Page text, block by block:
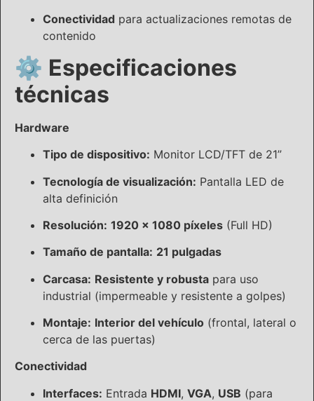
Conectividad para actualizaciones remotas de
contenido
⚙️ Especificaciones
técnicas
Hardware
Tipo de dispositivo: Monitor LCD/TFT de 21”
Tecnología de visualización: Pantalla LED de
alta definición
Resolución: 1920 x 1080 píxeles (Full HD)
Tamaño de pantalla: 21 pulgadas
Carcasa: Resistente y robusta para uso
industrial (impermeable y resistente a golpes)
Montaje: Interior del vehículo (frontal, lateral o
cerca de las puertas)
Conectividad
Interfaces: Entrada HDMI, VGA, USB (para